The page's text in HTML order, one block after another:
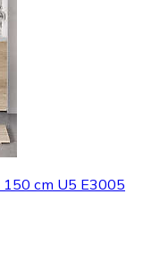
150 cm U5 E3005